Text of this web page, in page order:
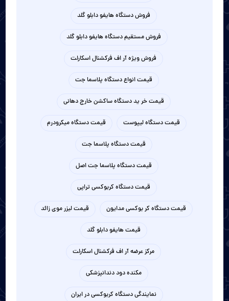
فروش دستگاه هایفو دابلو گلد
فروش مستقیم دستگاه هایفو دابلو گلد
فروش ویژه آر اف فرکشنال اسکارلت
قیمت انواع دستگاه پلاسما جت
قیمت خر ید دستگاه ساکشن خارج دهانی
قیمت دستگاه لیپوست قیمت دستگاه میکرودرم
قیمت دستگاه پلاسما جت
قیمت دستگاه پلاسما جت اصل
قیمت دستگاه کربوکسی تراپی
قیمت دستگاه کر بوکسی مدایون قیمت لیزر موی زائد
قیمت هایفو دابلو گلد
مرکز عرضه آر اف فرکشنال اسکارلت
مکنده دود دندانپزشکی
نمایندگی دستگاه کربوکسی در ایران